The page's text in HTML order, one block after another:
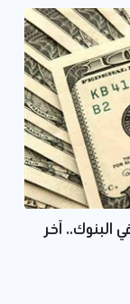
الدولار اليوم الثلاثاء 12 مايو 2026 في البنوك.. آخر